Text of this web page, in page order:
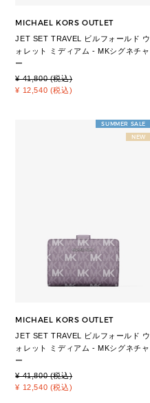
MICHAEL KORS OUTLET
JET SET TRAVEL ビルフォールド ウ
ォレット ミディアム - MKシグネチャ
ー
¥ 41,800 (税込)
¥ 12,540 (税込)
SUMMER SALE
NEW
MICHAEL KORS OUTLET
JET SET TRAVEL ビルフォールド ウ
ォレット ミディアム - MKシグネチャ
ー
¥ 41,800 (税込)
¥ 12,540 (税込)